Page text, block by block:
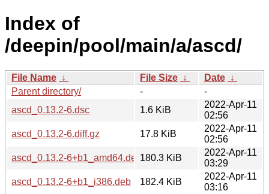
Index of
/deepin/pool/main/a/ascd/
File Name ↓ File Size ↓ Date ↓
Parent directory/
-
-
ascd_0.13.2-6.dsc
1.6 KiB
2022-Apr-11
02:56
ascd_0.13.2-6.diff.gz
17.8 KiB
2022-Apr-11
02:56
ascd_0.13.2-6+b1_amd64.deb180.3 KiB
2022-Apr-11
03:29
ascd_0.13.2-6+b1_i386.deb
182.4 KiB
2022-Apr-11
03:16